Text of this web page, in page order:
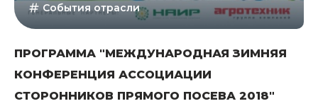
События отрасли
ПРОГРАММА "МЕЖДУНАРОДНАЯ ЗИМНЯЯ
КОНФЕРЕНЦИЯ АССОЦИАЦИИ
СТОРОННИКОВ ПРЯМОГО ПОСЕВА 2018"